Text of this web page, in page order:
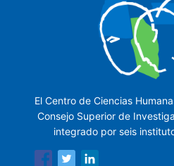
El Centro de Ciencias
Consejo Superior de
integrado por seis